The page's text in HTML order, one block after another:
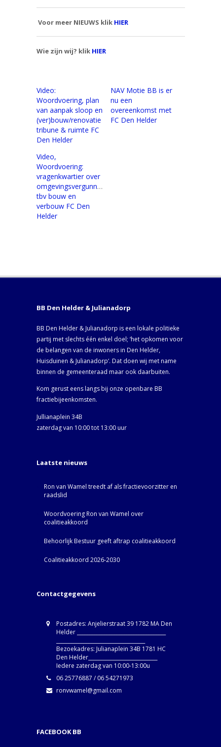
Voor meer NIEUWS klik HIER
Wie zijn wij? klik HIER
Video:
Woordvoering, plan
van aanpak sloop en
(ver)bouw/renovatie
tribune & ruimte FC
Den Helder
NAV Motie BB is er
nu een
overeenkomst met
FC Den Helder
Video,
Woordvoering:
vragenkwartier over
omgevingsvergunning
tbv bouw en
verbouw FC Den
Helder
BB Den Helder & Julianadorp
BB Den Helder & Julianadorp is een lokale politieke
partij met slechts één enkel doel; ‘het opkomen voor
de belangen van de inwoners in Den Helder,
Huisduinen & Julianadorp‘. Dat doen wij met name
binnen de gemeenteraad maar ook daarbuiten.
Kom gerust eens langs bij onze openbare BB
fractiebijeenkomsten.
Jullianaplein 34B
zaterdag van 10:00 tot 13:00 uur
Laatste nieuws
Ron van Wamel treedt af als fractievoorzitter en
raadslid
Woordvoering Ron van Wamel over
coalitieakkoord
Behoorlijk Bestuur geeft aftrap coalitieakkoord
Coalitieakkoord 2026-2030
Contactgegevens
Postadres: Anjelierstraat 39 1782 MA Den
Helder ____________________________________
Bezoekadres: Julianaplein 34B 1781 HC
Den Helder____________________________
Iedere zaterdag van 10:00-13:00u
06 25776887 / 06 54271973
ronvwamel@gmail.com
FACEBOOK BB